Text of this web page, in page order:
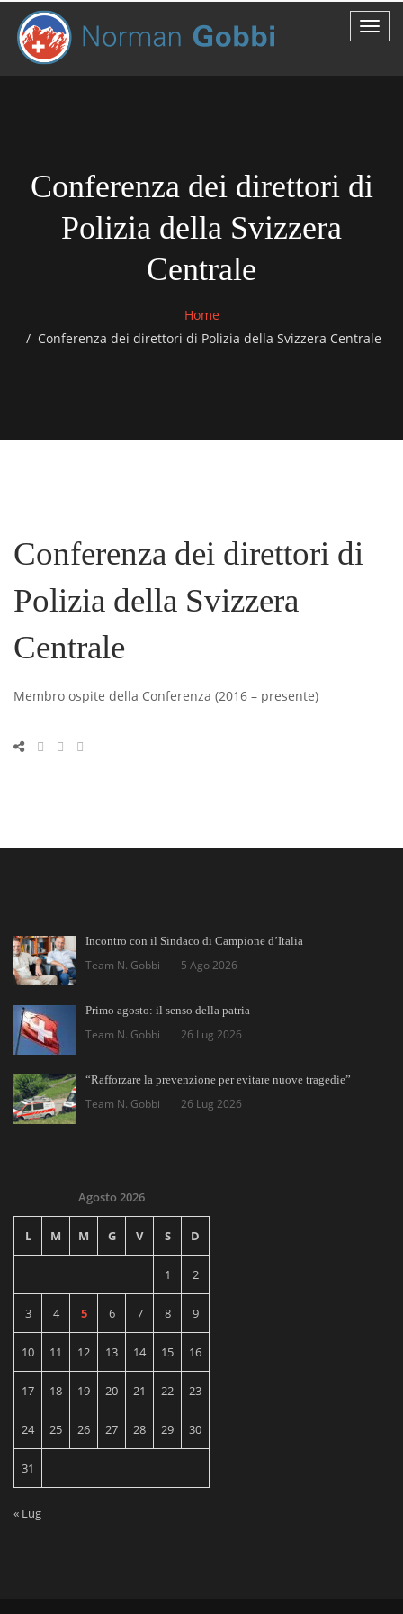
Conferenza dei direttori di
Polizia della Svizzera
Centrale
Home
Conferenza dei direttori di Polizia della Svizzera Centrale
Conferenza dei direttori di
Polizia della Svizzera
Centrale
Membro ospite della Conferenza (2016 – presente)
Incontro con il Sindaco di Campione d’Italia
Team N. Gobbi 5 Ago 2026
Primo agosto: il senso della patria
Team N. Gobbi 26 Lug 2026
“Rafforzare la prevenzione per evitare nuove tragedie”
Team N. Gobbi 26 Lug 2026
Agosto 2026
L M M G V S D
1 2
3 4 5 6 7 8 9
10 11 12 13 14 15 16
17 18 19 20 21 22 23
24 25 26 27 28 29 30
31
« Lug